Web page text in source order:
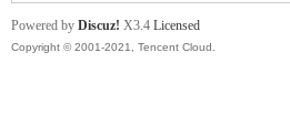
Powered by Discuz! X3.4 Licensed
Copyright © 2001-2021, Tencent Cloud.